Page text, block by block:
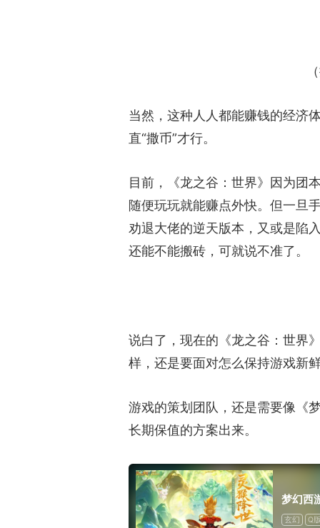
当然，这种人人都能赚钱的经济
直“撒币”才行。
目前，《龙之谷：世界》因为团
随便玩玩就能赚点外快。但一旦
劝退大佬的逆天版本，又或是陷
还能不能搬砖，可就说不准了。
说白了，现在的《龙之谷：世界
样，还是要面对怎么保持游戏新
游戏的策划团队，还是需要像《
长期保值的方案出来。
梦幻西
玄幻 Q